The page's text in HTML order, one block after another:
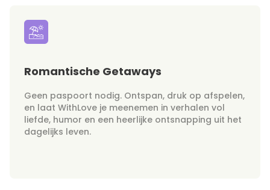
Romantische Getaways
Geen paspoort nodig. Ontspan, druk op afspelen,
en laat WithLove je meenemen in verhalen vol
liefde, humor en een heerlijke ontsnapping uit het
dagelijks leven.